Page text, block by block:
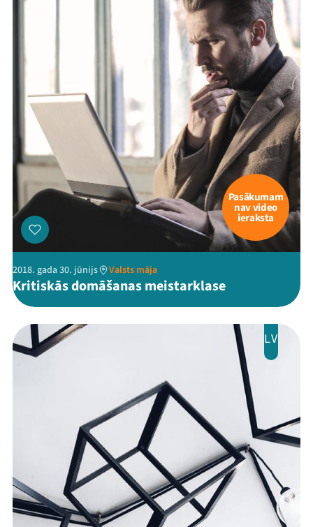
Pasākumam
nav video
ieraksta
2018. gada 30. jūnijs Valsts māja
Kritiskās domāšanas meistarklase
LV